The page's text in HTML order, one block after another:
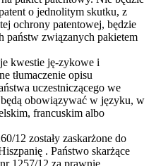
o jednolitym skutku, z
ochrony patentowej, będzie
państw związanych pakietem
kwestie ję-zykowe i
tłumaczenie opisu
uczestniczącego we
obowiązywać w języku, w
francuskim albo
12 zostały zaskarżone do
. Państwo skarżące